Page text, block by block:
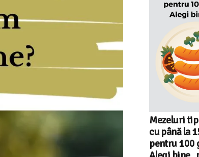
Mezeluri
cu până la
pentru 100